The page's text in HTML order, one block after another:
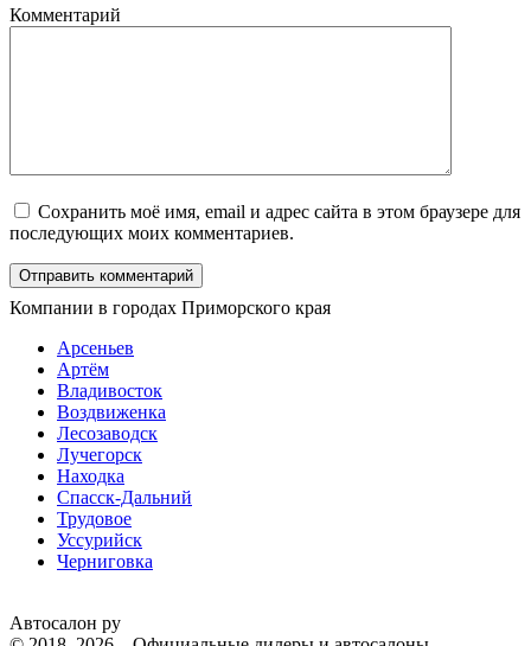
Комментарий
Сохранить моё имя, email и адрес сайта в этом браузере для
последующих моих комментариев.
Компании в городах Приморского края
Арсеньев
Артём
Владивосток
Воздвиженка
Лесозаводск
Лучегорск
Находка
Спасск-Дальний
Трудовое
Уссурийск
Черниговка
Автосалон ру